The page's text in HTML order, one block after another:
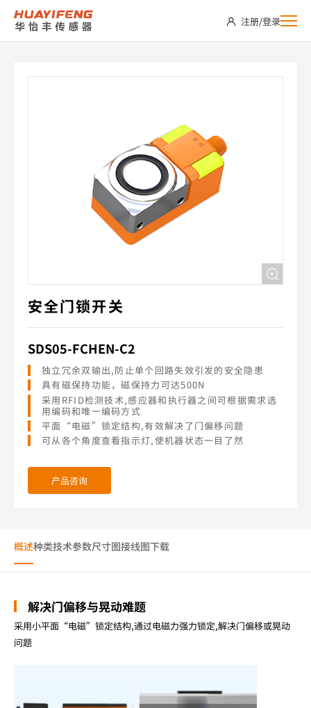
SDS05-
FCHEN-
注册/登录
安全门锁开关
SDS05-FCHEN-C2
独立冗余双输出,防止单个回路失效引发的安全隐患
具有磁保持功能，磁保持力可达500N
采用RFID检测技术,感应器和执行器之间可根据需求选
用编码和唯一编码方式
平面“电磁”锁定结构,有效解决了门偏移问题
可从各个角度查看指示灯,使机器状态一目了然
产品咨询
概述种类技术参数尺寸图接线图下载
解决门偏移与晃动难题
采用小平面“电磁”锁定结构,通过电磁力强力锁定,解决门偏移或晃动
问题